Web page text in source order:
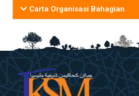
Carta Organisasi Bahagian